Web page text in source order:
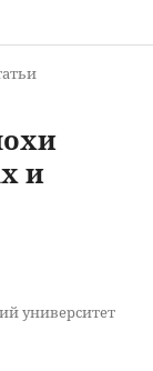
и
университет